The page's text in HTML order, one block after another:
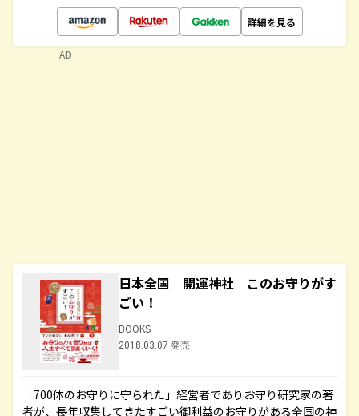
詳細を見る
日本全国 開運神社 このお守りがす
ごい！
BOOKS
2018.03.07 発売
「700体のお守りに守られた」経営者でありお守り研究家の著
者が、長年収集してきたすごい御利益のお守りがある全国の神
AD